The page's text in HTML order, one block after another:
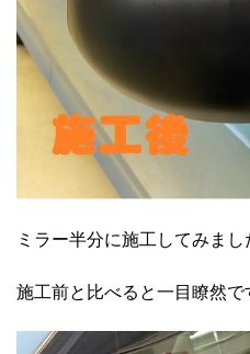
ミラー半分に施工してみまし
施工前と比べると一目瞭然